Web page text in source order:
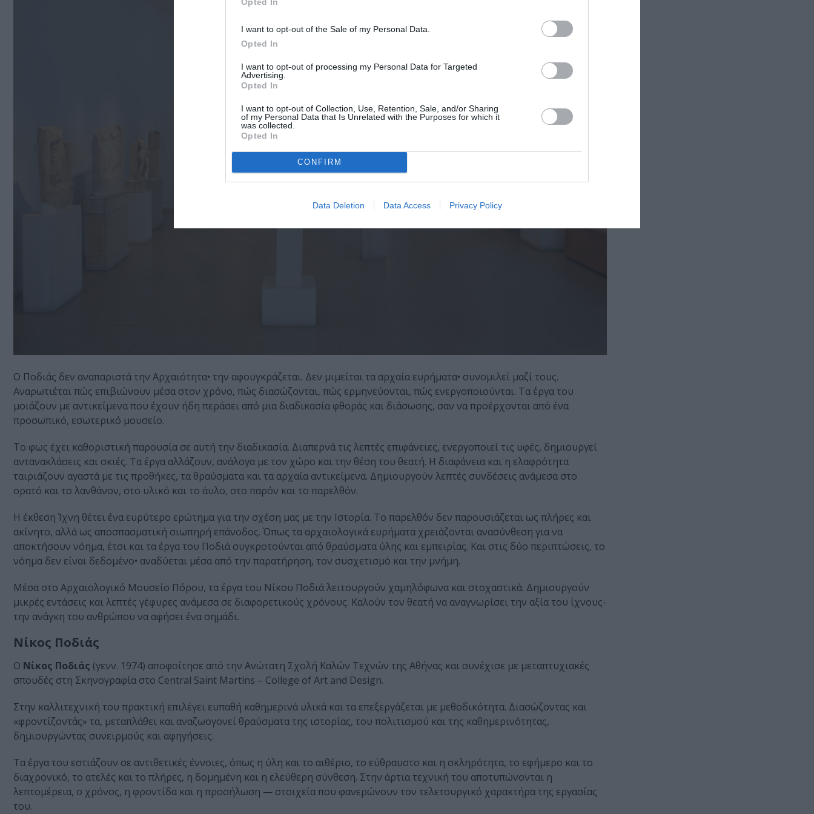
I want to opt-out of the Sale of my Personal Data.
Opted In
I want to opt-out of processing my Personal Data for Targeted
Advertising.
Opted In
I want to opt-out of Collection, Use, Retention, Sale, and/or Sharing
of my Personal Data that Is Unrelated with the Purposes for which it
was collected.
Opted In
CONFIRM
Data Deletion Data Access Privacy Policy
ΔΕΣ 9 ΦΩΤΟΓΡΑΦΙΕΣ
Ο Ποδιάς δεν αναπαριστά την Αρχαιότητα• την αφουγκράζεται. Δεν μιμείται τα αρχαία ευρήματα• συνομιλεί μαζί τους.
Αναρωτιέται πώς επιβιώνουν μέσα στον χρόνο, πώς διασώζονται, πώς ερμηνεύονται, πώς ενεργοποιούνται. Τα έργα του
μοιάζουν με αντικείμενα που έχουν ήδη περάσει από μια διαδικασία φθοράς και διάσωσης, σαν να προέρχονται από ένα
προσωπικό, εσωτερικό μουσείο.
Το φως έχει καθοριστική παρουσία σε αυτή την διαδικασία. Διαπερνά τις λεπτές επιφάνειες, ενεργοποιεί τις υφές, δημιουργεί
αντανακλάσεις και σκιές. Τα έργα αλλάζουν, ανάλογα με τον χώρο και την θέση του θεατή. Η διαφάνεια και η ελαφρότητα
ταιριάζουν αγαστά με τις προθήκες, τα θραύσματα και τα αρχαία αντικείμενα. Δημιουργούν λεπτές συνδέσεις ανάμεσα στο
ορατό και το λανθάνον, στο υλικό και το άυλο, στο παρόν και το παρελθόν.
Η έκθεση Ίχνη θέτει ένα ευρύτερο ερώτημα για την σχέση μας με την Ιστορία. Το παρελθόν δεν παρουσιάζεται ως πλήρες και
ακίνητο, αλλά ως αποσπασματική σιωπηρή επάνοδος. Όπως τα αρχαιολογικά ευρήματα χρειάζονται ανασύνθεση για να
αποκτήσουν νόημα, έτσι και τα έργα του Ποδιά συγκροτούνται από θραύσματα ύλης και εμπειρίας. Και στις δύο περιπτώσεις, το
νόημα δεν είναι δεδομένο• αναδύεται μέσα από την παρατήρηση, τον συσχετισμό και την μνήμη.
Μέσα στο Αρχαιολογικό Μουσείο Πόρου, τα έργα του Νίκου Ποδιά λειτουργούν χαμηλόφωνα και στοχαστικά. Δημιουργούν
μικρές εντάσεις και λεπτές γέφυρες ανάμεσα σε διαφορετικούς χρόνους. Καλούν τον θεατή να αναγνωρίσει την αξία του ίχνους-
την ανάγκη του ανθρώπου να αφήσει ένα σημάδι.
Νίκος Ποδιάς
Ο Νίκος Ποδιάς (γενν. 1974) αποφοίτησε από την Ανώτατη Σχολή Καλών Τεχνών της Αθήνας και συνέχισε με μεταπτυχιακές
σπουδές στη Σκηνογραφία στο Central Saint Martins – College of Art and Design.
Στην καλλιτεχνική του πρακτική επιλέγει ευπαθή καθημερινά υλικά και τα επεξεργάζεται με μεθοδικότητα. Διασώζοντας και
«φροντίζοντάς» τα, μεταπλάθει και αναζωογονεί θραύσματα της ιστορίας, του πολιτισμού και της καθημερινότητας,
δημιουργώντας συνειρμούς και αφηγήσεις.
Τα έργα του εστιάζουν σε αντιθετικές έννοιες, όπως η ύλη και το αιθέριο, το εύθραυστο και η σκληρότητα, το εφήμερο και το
διαχρονικό, το ατελές και το πλήρες, η δομημένη και η ελεύθερη σύνθεση. Στην άρτια τεχνική του αποτυπώνονται η
λεπτομέρεια, ο χρόνος, η φροντίδα και η προσήλωση — στοιχεία που φανερώνουν τον τελετουργικό χαρακτήρα της εργασίας
του.